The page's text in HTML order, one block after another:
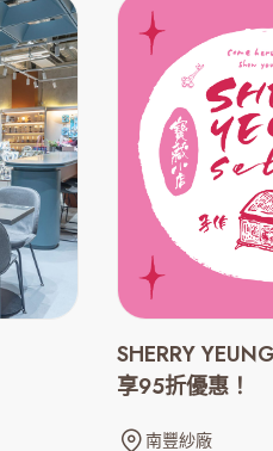
SHERRY
享95折優惠！
南豐紗廠